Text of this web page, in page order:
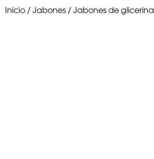
Inicio / Jabones / Jabones de glicerina